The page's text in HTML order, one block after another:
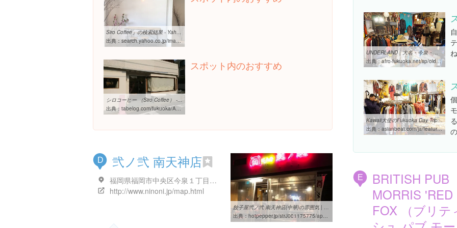
Siro Coffee」の検索結果 - Yahoo!検索（画像）
出典：search.yahoo.co.jp/image/search?ei=UTF-8&fr=lmd_poi&p=Siro%20Coffee
シロコーヒー （Siro Coffee） - 西新/コーヒー専門店 [食べログ]
出典： tabelog.com/fukuoka/A4001/A400203/40045621
スポット内のおすすめ
UNDERLAND | 大名・今泉・薬院・警固エリアの古着屋 ｜ 【福岡古着特集 ...
出典：afro-fukuoka.net/sp/old_clothes/single/underland
Kawaii大使のFukuoka Day Trip] UNDERLAND | asianbeat
出典： asianbeat.com/ja/feature/issue_fashion/faco/2017/trip/tw/5-8.html
D 弐ノ弐 南天神店
福岡県福岡市中央区今泉１丁目１６-１６ プロスペリタ今泉
http://www.ninoni.jp/map.html
餃子屋弐ノ弐 南天神店(中華)の雰囲気 | ホットペッパーグルメ
出典： hotpepper.jp/strJ001175775/appearance
E
BRITISH PUB
MORRIS 'RED
FOX （ブリテ